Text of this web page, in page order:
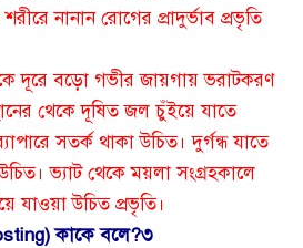
নানান রোগের প্রাদুর্ভাব প্রভৃতি
দূরে বড়ো গভীর জায়গায় ভরাটকরণ
থেকে দূষিত জল চুঁইয়ে যাতে
সতর্ক থাকা উচিত। দুর্গন্ধ যাতে
ভ্যাট থেকে ময়লা সংগ্রহকালে
যাওয়া উচিত প্রভৃতি।
কাকে বলে?৩